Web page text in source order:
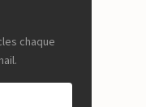
chaque